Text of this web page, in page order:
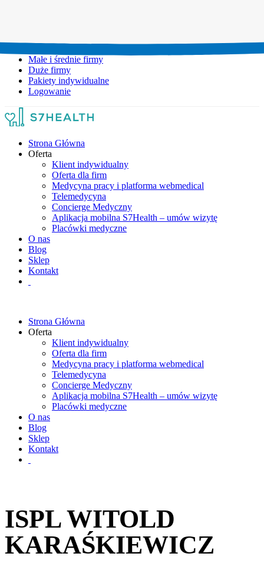
Małe i średnie firmy
Duże firmy
Pakiety indywidualne
Logowanie
Strona Główna
Oferta
Klient indywidualny
Oferta dla firm
Medycyna pracy i platforma webmedical
Telemedycyna
Concierge Medyczny
Aplikacja mobilna S7Health – umów wizytę
Placówki medyczne
O nas
Blog
Sklep
Kontakt
Strona Główna
Oferta
Klient indywidualny
Oferta dla firm
Medycyna pracy i platforma webmedical
Telemedycyna
Concierge Medyczny
Aplikacja mobilna S7Health – umów wizytę
Placówki medyczne
O nas
Blog
Sklep
Kontakt
ISPL WITOLD
KARAŚKIEWICZ